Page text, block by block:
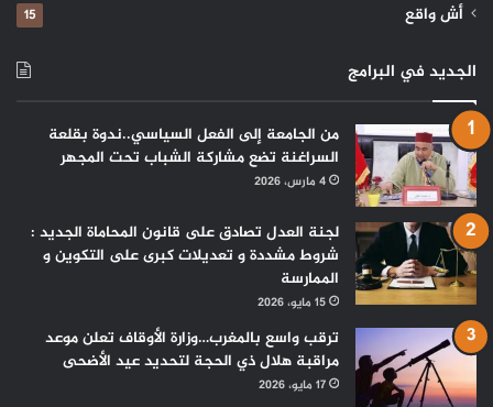
أش واقع 15
الجديد في البرامج
من الجامعة إلى الفعل السياسي..ندوة بقلعة
السراغنة تضع مشاركة الشباب تحت المجهر
4 مارس، 2026
لجنة العدل تصادق على قانون المحاماة الجديد :
شروط مشددة و تعديلات كبرى على التكوين و
الممارسة
15 مايو، 2026
ترقب واسع بالمغرب…وزارة الأوقاف تعلن موعد
مراقبة هلال ذي الحجة لتحديد عيد الأضحى
17 مايو، 2026